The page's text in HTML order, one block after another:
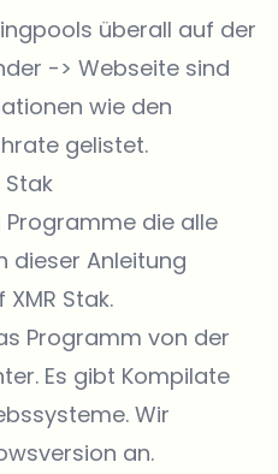
überall auf der
-> Webseite sind
wie den
gelistet.
Stak
Programme die alle
dieser Anleitung
Stak.
Programm von der
Es gibt Kompilate
Wir
an.